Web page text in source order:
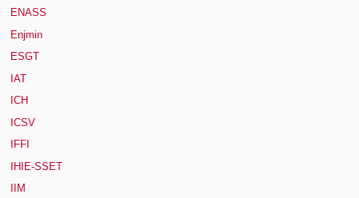
ENASS
Enjmin
ESGT
IAT
ICH
ICSV
IFFI
IHIE-SSET
IIM